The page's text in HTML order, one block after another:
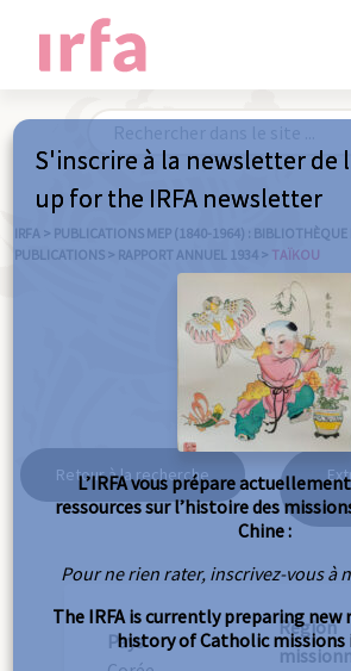
IRFA > PUBLICATIONS MEP (1840-1964) : BIBLIOTHÈQUE
PUBLICATIONS > RAPPORT ANNUEL 1934 > TAÏKOU
Taïkou
Retour à la recherche
Pays
Région
S'inscrire à la newsletter de
up for the IRFA newsletter
L’IRFA vous prépare
ressources sur l’histoire des
Chine :
Pour ne rien rater, inscrivez-vous à
The IRFA is currently preparing new
history of Catholic missions